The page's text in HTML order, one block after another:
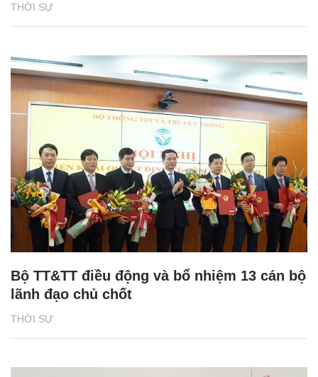
THỜI SỰ
THỜI SỰ
Bộ TT&TT điều động và bổ nhiệm 13 cán bộ
lãnh đạo chủ chốt